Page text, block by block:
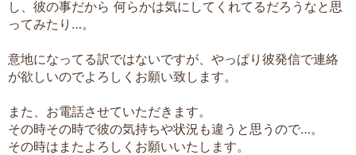
し、彼の事だから 何らかは気にしてくれてるだろうなと思
ってみたり…。
意地になってる訳ではないですが、やっぱり彼発信で連絡
が欲しいのでよろしくお願い致します。
また、お電話させていただきます。
その時その時で彼の気持ちや状況も違うと思うので…。
その時はまたよろしくお願いいたします。